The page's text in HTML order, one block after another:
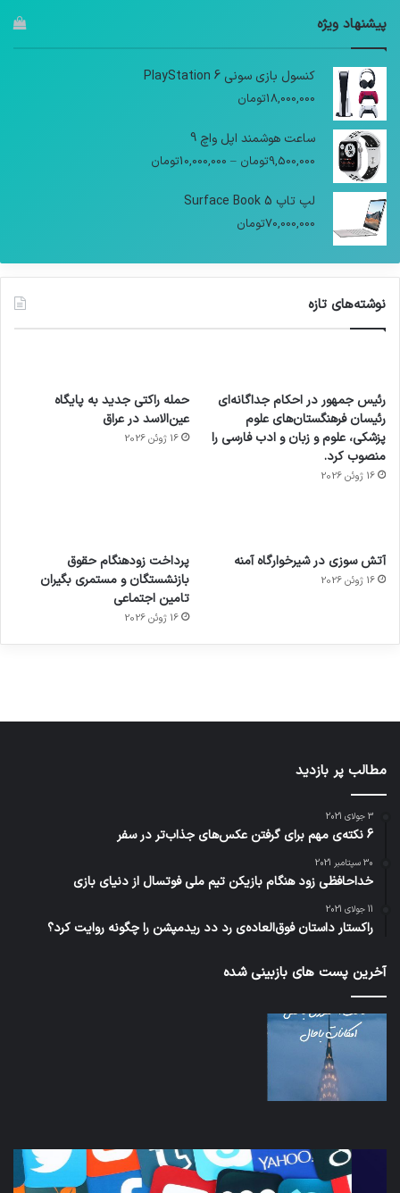
پیشنهاد ویژه
کنسول بازی سونی PlayStation 6
18,000,000تومان
ساعت هوشمند اپل واچ 9
9,500,000تومان –
10,000,000تومان
لپ تاپ Surface Book 5
70,000,000تومان
نوشته‌های تازه
رئیس جمهور در احکام جداگانه‌ای
رئیسان فرهنگستان‌های علوم
پزشکی، علوم و زبان و ادب فارسی را
منصوب کرد.
16 ژوئن 2026
حمله راکتی جدید به پایگاه
عین‌الاسد در عراق
16 ژوئن 2026
آتش سوزی در شیرخوارگاه آمنه
16 ژوئن 2026
پرداخت زودهنگام حقوق
بازنشستگان و مستمری بگیران
تامین اجتماعی
16 ژوئن 2026
برای
کشف
توسط
مجازی
…
ساعت
هوشمند
با طعم
توسط
ژاکت
در
های
2023
توسط
مطالب پر بازدید
3 جولای 2021
6 نکته‌ی مهم برای گرفتن عکس‌های جذاب‌تر در سفر
30 سپتامبر 2021
خداحافظی زود هنگام بازیکن تیم ملی فوتسال از دنیای بازی
11 جولای 2021
راکستار داستان فوق‌العاده‌ی رد دد ریدمپشن را چگونه روایت کرد؟
آخرین پست های بازبینی شده
برنامه‌های